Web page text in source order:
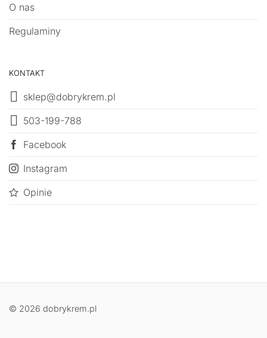
O nas
Regulaminy
KONTAKT
sklep@dobrykrem.pl
503-199-788
Facebook
Instagram
Opinie
© 2026 dobrykrem.pl